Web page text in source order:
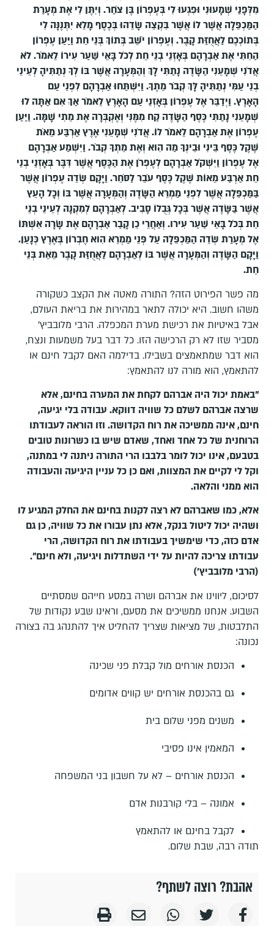
מִלְּפָנַי שְׁמָעוּנִי וּפִגְעוּ לִי בְּעֶפְרוֹן בֶּן צֹחַר. וְיִתֶּן לִי אֶת מְעָרַת
הַמַּכְפֵּלָה אֲשֶׁר לוֹ אֲשֶׁר בִּקְצֵה שָׂדֵהוּ בְּכֶסֶף מָלֵא יִתְּנֶנָּה לִי
בְּתוֹכְכֶם לַאֲחֻזַּת קָבֶר. וְעֶפְרוֹן יֹשֵׁב בְּתוֹךְ בְּנֵי חֵת וַיַּעַן עֶפְרוֹן
הַחִתִּי אֶת אַבְרָהָם בְּאָזְנֵי בְנֵי חֵת לְכֹל בָּאֵי שַׁעַר עִירוֹ לֵאמֹר.לֹא
אֲדֹנִי שְׁמָעֵנִי הַשָּׂדֶה נָתַתִּי לָךְ וְהַמְּעָרָה אֲשֶׁר בּוֹ לְךָ נְתַתִּיהָ לְעֵינֵי
בְנֵי עַמִּי נְתַתִּיהָ לָּךְ קְבֹר מֵתֶךָ. וַיִּשְׁתַּחוּ אַבְרָהָם לִפְנֵי עַם
הָאָרֶץ. וַיְדַבֵּר אֶל עֶפְרוֹן בְּאָזְנֵי עַם הָאָרֶץ לֵאמֹר אַךְ אִם אַתָּה לוּ
שְׁמָעֵנִי נָתַתִּי כֶּסֶף הַשָּׂדֶה קַח מִמֶּנִּי וְאֶקְבְּרָה אֶת מֵתִי שָׁמָּה. וַיַּעַן
עֶפְרוֹן אֶת אַבְרָהָם לֵאמֹר לוֹ.אֲדֹנִי שְׁמָעֵנִי אֶרֶץ אַרְבַּע מֵאֹת
שֶׁקֶל כֶּסֶף בֵּינִי וּבֵינְךָ מַה הִוא וְאֶת מֵתְךָ קְבֹר. וַיִּשְׁמַע אַבְרָהָם
אֶל עֶפְרוֹן וַיִּשְׁקֹל אַבְרָהָם לְעֶפְרֹן אֶת הַכֶּסֶף אֲשֶׁר דִּבֶּר בְּאָזְנֵי בְנֵי
חֵת אַרְבַּע מֵאוֹת שֶׁקֶל כֶּסֶף עֹבֵר לַסֹּחֵר. וַיָּקָם שְׂדֵה עֶפְרוֹן אֲשֶׁר
בַּמַּכְפֵּלָה אֲשֶׁר לִפְנֵי מַמְרֵא הַשָּׂדֶה וְהַמְּעָרָה אֲשֶׁר בּוֹ וְכָל הָעֵץ
אֲשֶׁר בַּשָּׂדֶה אֲשֶׁר בְּכָל גְּבֻלוֹ סָבִיב.לְאַבְרָהָם לְמִקְנָה לְעֵינֵי בְנֵי
חֵת בְּכֹל בָּאֵי שַׁעַר עִירו. וְאַחֲרֵי כֵן קָבַר אַבְרָהָם אֶת שָׂרָה אִשְׁתּוֹ
אֶל מְעָרַת שְׂדֵה הַמַּכְפֵּלָה עַל פְּנֵי מַמְרֵא הִוא חֶבְרוֹן בְּאֶרֶץ כְּנָעַן.
וַיָּקָם הַשָּׂדֶה וְהַמְּעָרָה אֲשֶׁר בּוֹ לְאַבְרָהָם לַאֲחֻזַּת קָבֶר מֵאֵת בְּנֵי
חֵת.
מה פשר הפירוט הזה? התורה מאטה את הקצב כשקורה
משהו חשוב. היא יכולה לתאר במהירות את בריאת העולם,
אבל באיטיות את רכישת מערת המכפלה. הרבי מלובביץ'
מסביר שזו לא רק הרכישה הזו. כל דבר בעל משמעות ונצח,
הוא דבר שמתאמצים בשבילו. בדילמה האם לקבל חינם או
להתאמץ, הוא מורה לנו להתאמץ:
"באמת יכול היה אברהם לקחת את המערה בחינם, אלא
שרצה אברהם לשלם כל שוויה דווקא. עבודה בלי יגיעה,
חינם, אינה ממשיכה את רוח הקדושה. וזו הוראה לעבודתו
הרוחנית של כל אחד ואחד, שאדם שיש בו כשרונות טובים
בטבעם, אינו יכול לומר בלבבו הרי התורה ניתנה לי במתנה,
וקל לי לקיים את המצוות, ואם כן כל עניין היגיעה והעבודה
הוא ממני והלאה.
אלא, כמו שאברהם לא רצה לקנות בחינם את החלק המגיע לו
ושהיה יכול ליטול בנקל, אלא נתן עבורו את כל שוויה, כן גם
אדם כזה, כדי שימשיך בעבודתו את רוח הקדושה, הרי
עבודתו צריכה להיות על ידי השתדלות ויגיעה, ולא חינם".
(הרבי מלובביץ')
לסיכום, ליווינו את אברהם ושרה במסע חייהם שמסתיים
השבוע. אנחנו ממשיכים את מסעם, וראינו שבע נקודות של
התלבטות, של מציאות שצריך להחליט איך להתנהג בה בצורה
נכונה:
הכנסת אורחים מול קבלת פני שכינה
גם בהכנסת אורחים יש קווים אדומים
משנים מפני שלום בית
המאמין אינו פסיבי
הכנסת אורחים – לא על חשבון בני המשפחה
אמונה – בלי קורבנות אדם
לקבל בחינם או להתאמץ
תודה רבה, שבת שלום.
אהבת? רוצה לשתף?